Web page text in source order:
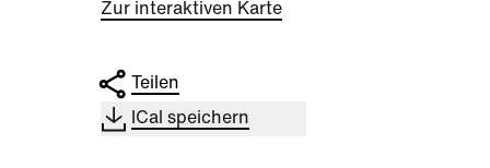
Zur interaktiven Karte
Teilen
ICal speichern